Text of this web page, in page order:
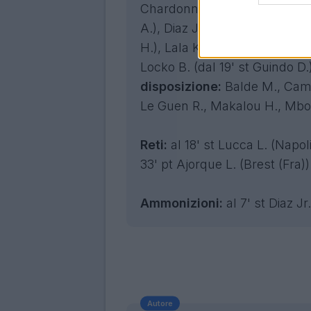
Chardonnet B. (dal 27' st Le
A.), Diaz Jr. M. (dal 19' st Le
H.), Lala K. (dal 27' st Zogbe
Locko B. (dal 19' st Guindo
disposizione: Balde M.,
Le Guen R., Makalou H.,
Reti: al 18' st Lucca L.
33' pt Ajorque L. (Brest (Fra))
Ammonizioni: al 7' st Diaz
Autore